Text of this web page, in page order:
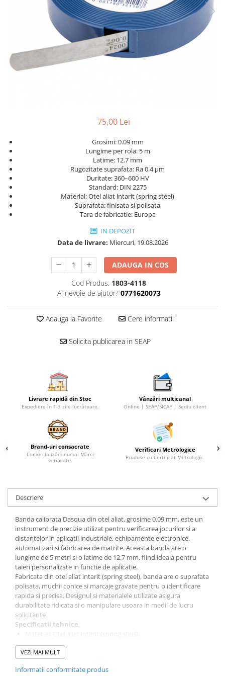
Micrometre speciale
Accesorii micrometre
Ceasuri comparatoare cu levier
Accesorii pentru ceasuri
75,00 Lei
Grosimi: 0.09 mm
Lungime per rola: 5 m
Latime: 12.7 mm
Rugozitate suprafata: Ra 0.4 μm
Duritate: 360–600 HV
Standard: DIN 2275
Material: Otel aliat intarit (spring steel)
Suprafata: finisata si polisata
Tara de fabricatie: Europa
IN DEPOZIT
Data de livrare: Miercuri, 19.08.2026
ADAUGA IN COS
Cod Produs: 1803-4118
Ai nevoie de ajutor? 0771620073
Adauga la Favorite Cere informatii
Solicita publicarea in SEAP
Livrare rapidă din Stoc
Expediere în 1-3 zile lucrătoare.
Vânzări multicanal
Online | SEAP/SICAP | Sediu client
Brand-uri consacrate
Comercializăm numai Mărci
verificate.
Verificari Metrologice
Produse cu Certificat Metrologic.
Descriere
Banda calibrata Dasqua din otel aliat, grosime 0.09 mm, este un
instrument de precizie utilizat pentru verificarea jocurilor si a
distantelor in aplicatii industriale, echipamente electronice,
automatizari si fabricarea de matrite. Aceasta banda are o
lungime de 5 metri si o latime de 12.7 mm, fiind ideala pentru
taieri personalizate in functie de aplicatie.
Fabricata din otel aliat intarit (spring steel), banda are o suprafata
polisata, muchii conice si marcaje gravate pentru o identificare
rapida si precisa. Designul si materialele utilizate asigura
durabilitate ridicata si o manipulare usoara in medii de lucru
solicitante.
Specificatii tehnice
Grosime: 0.09 mm
Lungime: 5 m
Suprafata: Polisata, cu margini conice
VEZI MAI MULT
Informatii conformitate produs